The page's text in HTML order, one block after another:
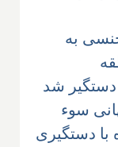
به
دستگیر شد
سوء
با دستگیری